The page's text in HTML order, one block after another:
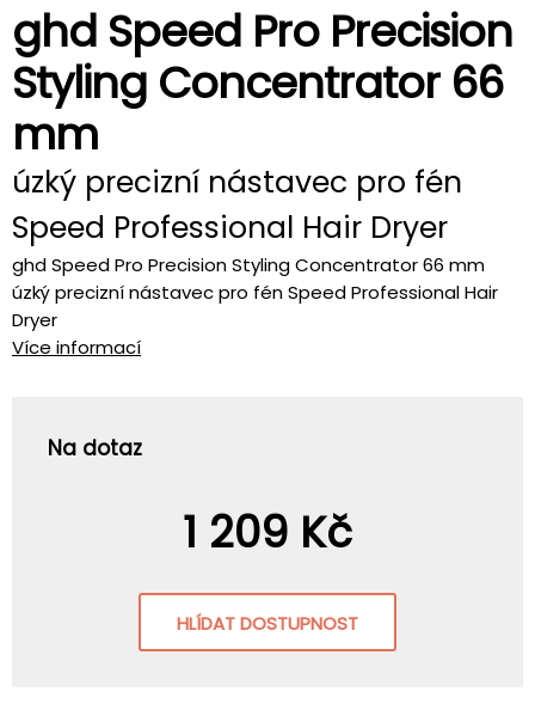
ghd Speed Pro Precision
Styling Concentrator 66
mm
úzký precizní nástavec pro fén
Speed Professional Hair Dryer
ghd Speed Pro Precision Styling Concentrator 66 mm
úzký precizní nástavec pro fén Speed Professional Hair
Dryer
Více informací
Na dotaz
1 209 Kč
HLÍDAT DOSTUPNOST